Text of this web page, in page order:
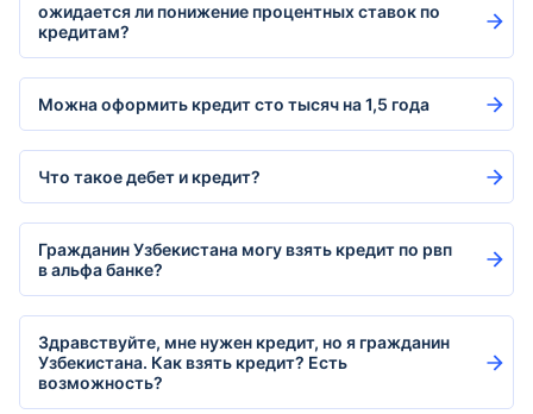
ожидается ли понижение процентных ставок по
кредитам?
Можна оформить кредит сто тысяч на 1,5 года
Что такое дебет и кредит?
Гражданин Узбекистана могу взять кредит по рвп
в альфа банке?
Здравствуйте, мне нужен кредит, но я гражданин
Узбекистана. Как взять кредит? Есть
возможность?